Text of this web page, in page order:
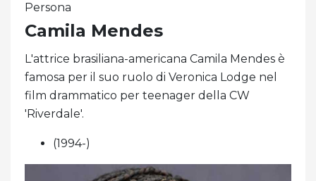
Persona
Camila Mendes
L'attrice brasiliana-americana Camila Mendes è
famosa per il suo ruolo di Veronica Lodge nel
film drammatico per teenager della CW
'Riverdale'.
(1994-)